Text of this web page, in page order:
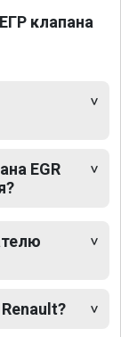
клапана
EGR